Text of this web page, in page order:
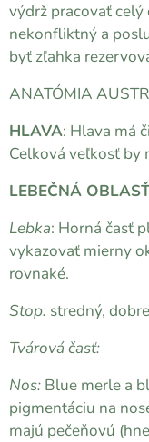
výdrž pracovať
nekonfliktný a
byť zľahka
ANATÓMIA
HLAVA: Hlava má
Celková veľkosť by
LEBEČNÁ
Lebka: Horná časť
vykazovať mierny
rovnaké.
Stop: stredný,
Tvárová časť:
Nos: Blue merle a
pigmentáciu na
majú pečeňovú